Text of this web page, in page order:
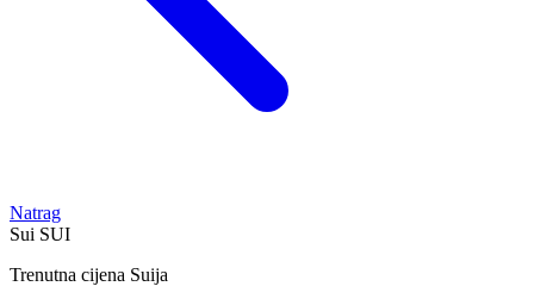
Natrag
Sui SUI
Trenutna cijena Suija